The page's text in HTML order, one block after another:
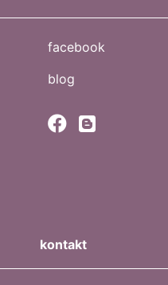
facebook
blog
kontakt